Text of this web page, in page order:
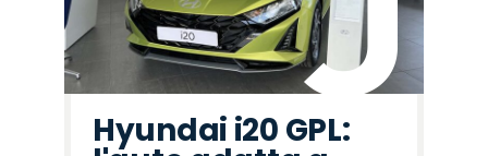
Hyundai i20 GPL: